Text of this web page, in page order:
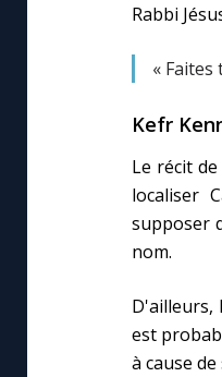
Rabbi
« Faites
Kefr
Le récit
localiser
supposer
nom.
D'ailleurs,
est
à cause